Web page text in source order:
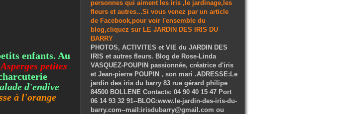
enfants. Au
Asperges petites
d'endive
à l'orange
PHOTOS, ACTIVITES et VIE du JARDIN DES
IRIS et autres fleurs. Blog de Rose-Linda
VASQUEZ-POUPIN passionnée, créatrice d'iris
et Jean-pierre POUPIN , son mari .ADRESSE:Le
jardin des iris du barry 83 rue gérard philipe
84500 BOLLENE Contacts: 04 90 40 15 47 Port
06 14 93 32 91--BLOG:www.le-jardin-des-iris-du-
barry.com--mail:irisdubarry@gmail.com ou